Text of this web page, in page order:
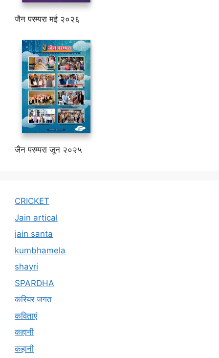
जैन परम्परा मई २०२६
जैन परम्परा जून २०२५
CRICKET
Jain artical
jain santa
kumbhamela
shayri
SPARDHA
करियर जगत
कविताएं
कहानी
कहानी